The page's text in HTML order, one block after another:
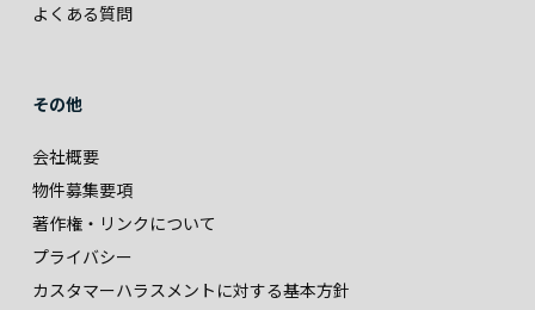
よくある質問
その他
会社概要
物件募集要項
著作権・リンクについて
プライバシー
カスタマーハラスメントに対する基本方針